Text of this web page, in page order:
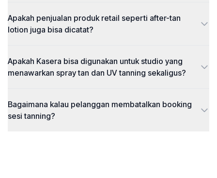
Apakah penjualan produk retail seperti after-tan
lotion juga bisa dicatat?
Apakah Kasera bisa digunakan untuk studio yang
menawarkan spray tan dan UV tanning sekaligus?
Bagaimana kalau pelanggan membatalkan booking
sesi tanning?